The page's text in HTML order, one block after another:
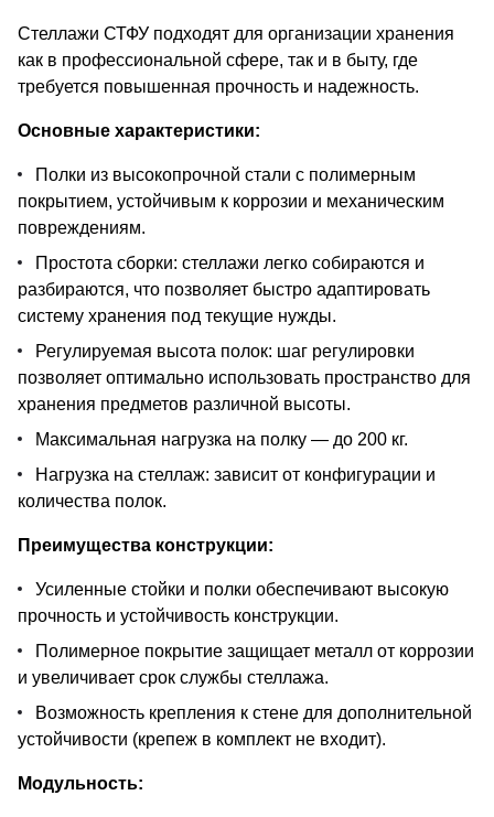
Стеллажи СТФУ подходят для организации хранения
как в профессиональной сфере, так и в быту, где
требуется повышенная прочность и надежность.
Основные характеристики:
Полки из высокопрочной стали с полимерным
покрытием, устойчивым к коррозии и механическим
повреждениям.
Простота сборки: стеллажи легко собираются и
разбираются, что позволяет быстро адаптировать
систему хранения под текущие нужды.
Регулируемая высота полок: шаг регулировки
позволяет оптимально использовать пространство для
хранения предметов различной высоты.
Максимальная нагрузка на полку — до 200 кг.
Нагрузка на стеллаж: зависит от конфигурации и
количества полок.
Преимущества конструкции:
Усиленные стойки и полки обеспечивают высокую
прочность и устойчивость конструкции.
Полимерное покрытие защищает металл от коррозии
и увеличивает срок службы стеллажа.
Возможность крепления к стене для дополнительной
устойчивости (крепеж в комплект не входит).
Модульность: